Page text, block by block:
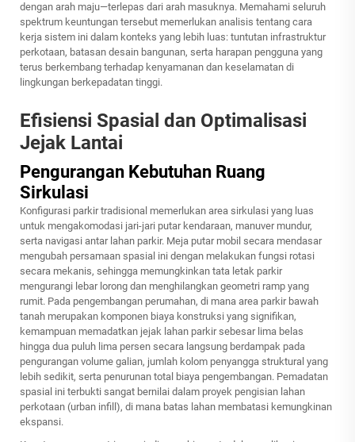
dengan arah maju—terlepas dari arah masuknya. Memahami seluruh
spektrum keuntungan tersebut memerlukan analisis tentang cara
kerja sistem ini dalam konteks yang lebih luas: tuntutan infrastruktur
perkotaan, batasan desain bangunan, serta harapan pengguna yang
terus berkembang terhadap kenyamanan dan keselamatan di
lingkungan berkepadatan tinggi.
Efisiensi Spasial dan Optimalisasi
Jejak Lantai
Pengurangan Kebutuhan Ruang
Sirkulasi
Konfigurasi parkir tradisional memerlukan area sirkulasi yang luas
untuk mengakomodasi jari-jari putar kendaraan, manuver mundur,
serta navigasi antar lahan parkir. Meja putar mobil secara mendasar
mengubah persamaan spasial ini dengan melakukan fungsi rotasi
secara mekanis, sehingga memungkinkan tata letak parkir
mengurangi lebar lorong dan menghilangkan geometri ramp yang
rumit. Pada pengembangan perumahan, di mana area parkir bawah
tanah merupakan komponen biaya konstruksi yang signifikan,
kemampuan memadatkan jejak lahan parkir sebesar lima belas
hingga dua puluh lima persen secara langsung berdampak pada
pengurangan volume galian, jumlah kolom penyangga struktural yang
lebih sedikit, serta penurunan total biaya pengembangan. Pemadatan
spasial ini terbukti sangat bernilai dalam proyek pengisian lahan
perkotaan (urban infill), di mana batas lahan membatasi kemungkinan
ekspansi.